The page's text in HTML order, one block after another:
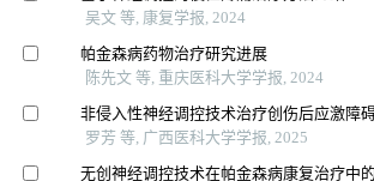
吴文 等, 康复学报, 2024
帕金森病药物治疗研究进展
陈先文 等, 重庆医科大学学报, 2024
非侵入性神经调控技术治疗创伤后应激障
罗芳 等, 广西医科大学学报, 2025
无创神经调控技术在帕金森病康复治疗中